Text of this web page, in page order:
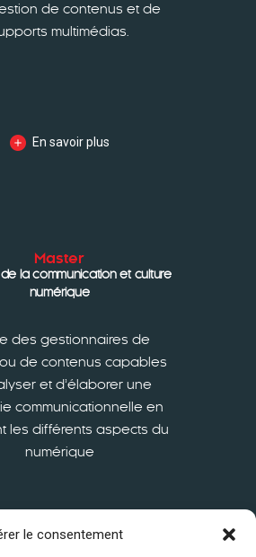
le consentement
de contenus et de
multimédias.
En savoir plus
Master
la communication et culture
numérique
des gestionnaires de
de contenus capables
et d’élaborer une
communicationnelle en
les différents aspects du
numérique